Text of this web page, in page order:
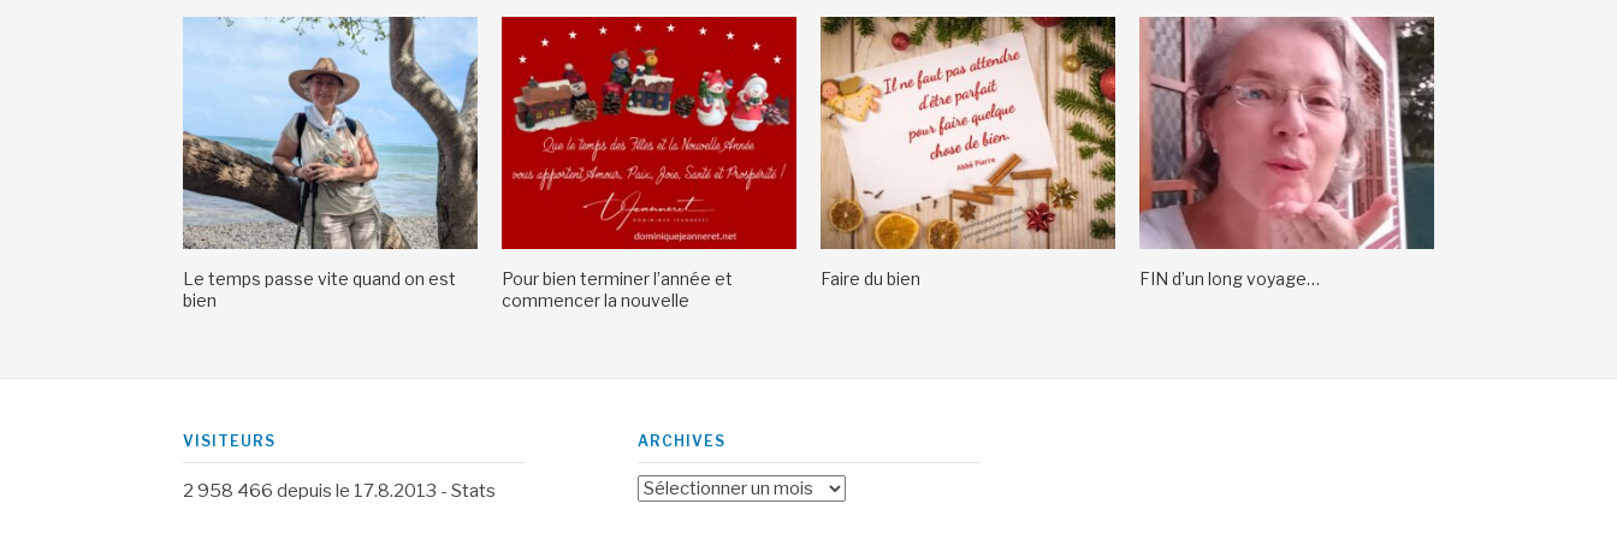
Le temps passe vite quand on est
bien
Pour bien terminer l’année et
commencer la nouvelle
Faire du bien FIN d’un long voyage…
VISITEURS
2 958 466 depuis le 17.8.2013 - Stats
ARCHIVES
Archives